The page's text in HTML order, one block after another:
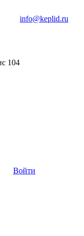
104
info@keplid.ru
Войти